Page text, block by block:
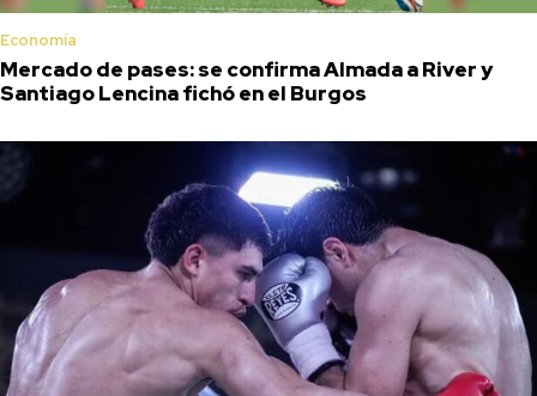
Economía
Mercado de pases: se confirma Almada a River y
Santiago Lencina fichó en el Burgos